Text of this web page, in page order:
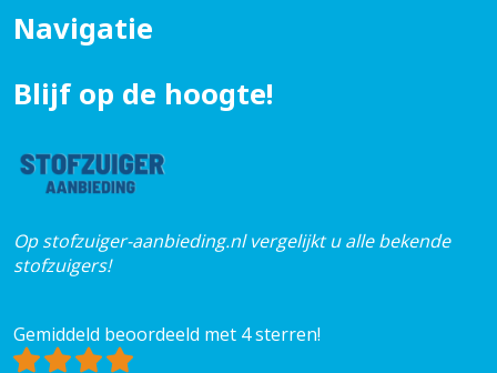
Navigatie
Blijf op de hoogte!
Op stofzuiger-aanbieding.nl vergelijkt u alle bekende
stofzuigers!
Gemiddeld beoordeeld met 4 sterren!